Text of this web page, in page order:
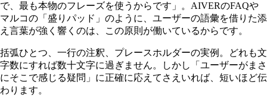
で、最も本物のフレーズを使うからです」。AIVERのFAQや
マルコの「盛りパッド」のように、ユーザーの語彙を借りた添
え言葉が強く響くのは、この原則が働いているからです。
括弧ひとつ、一行の注釈、プレースホルダーの実例。どれも文
字数にすれば数十文字に過ぎません。しかし「ユーザーがまさ
にそこで感じる疑問」に正確に応えてさえいれば、短いほど伝
わります。